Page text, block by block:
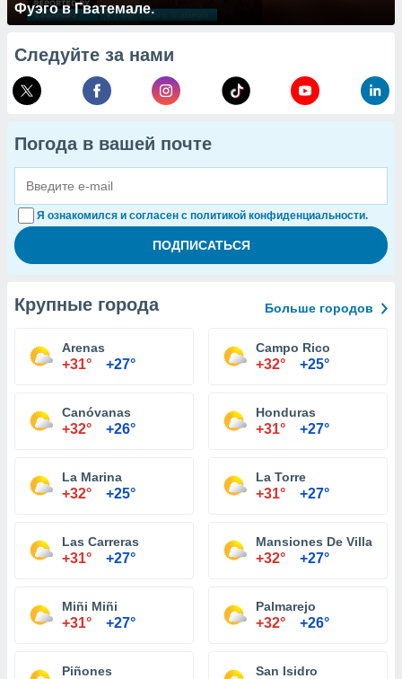
Фуэго в Гватемале.
Следуйте за нами
Погода в вашей почте
Я ознакомился и согласен с политикой конфиденциальности.
Крупные города Больше городов
Arenas
+31° +27°
Campo Rico
+32° +25°
Canóvanas
+32° +26°
Honduras
+31° +27°
La Marina
+32° +25°
La Torre
+31° +27°
Las Carreras
+31° +27°
Mansiones De Villa
+32° +27°
Miñi Miñi
+31° +27°
Palmarejo
+32° +26°
Piñones San Isidro